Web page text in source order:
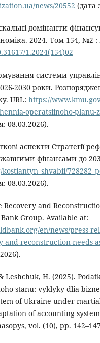
news/20552 (дата
домінанти
2024. Том 154, №2 :
1.2024(154)02
системи
2030 роки.
URL: https://
operatsiinoho-planu-
08.03.2026).
аспекти Стратегії
фінансами до
08.03.2026).
and
Group. Available at:
en/news/press-
reconstruction-needs-
Leshchuk, H. (2025).
stanu: vyklyky dlia
of Ukraine under
of accounting
vol. (10), pp.